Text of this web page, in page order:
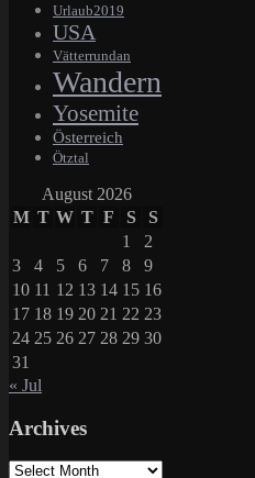
Urlaub2019
USA
Vätterrundan
Wandern
Yosemite
Österreich
Ötztal
August 2026
M T W T F S
S
1
2
3
4 5 6 7 8
9
10 11 12 13 14 15 16
17 18 19 20 21 22 23
24 25 26 27 28 29 30
31
« Jul
Archives
Archives